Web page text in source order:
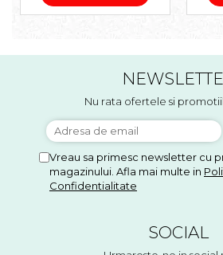
Nu rata ofertele si
Vreau sa primesc newsletter cu
magazinului. Afla mai multe in
Confidentialitate
SOCIAL